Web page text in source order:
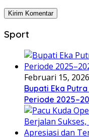
Sport
Februari 15, 2026
Bupati Eka
Periode